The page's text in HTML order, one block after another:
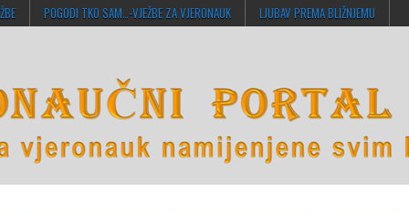
POGODI TKO SAM…-VJEŽBE ZA VJERONAUK LJUBAV PREMA BLIŽNJEMU